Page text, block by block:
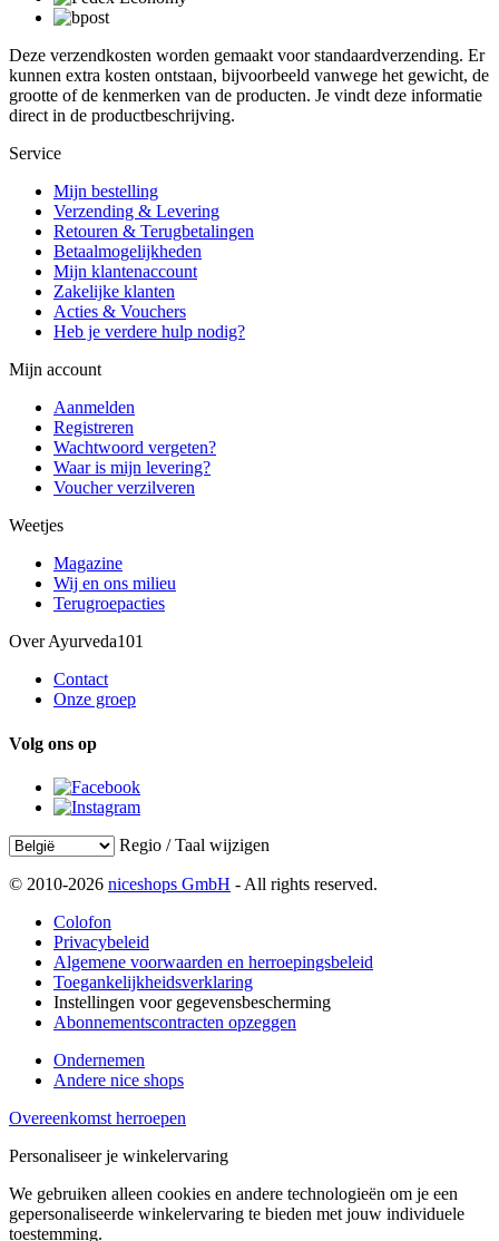
Deze verzendkosten worden gemaakt voor standaardverzending. Er
kunnen extra kosten ontstaan, bijvoorbeeld vanwege het gewicht, de
grootte of de kenmerken van de producten. Je vindt deze informatie
direct in de productbeschrijving.
Service
Mijn bestelling
Verzending & Levering
Retouren & Terugbetalingen
Betaalmogelijkheden
Mijn klantenaccount
Zakelijke klanten
Acties & Vouchers
Heb je verdere hulp nodig?
Mijn account
Aanmelden
Registreren
Wachtwoord vergeten?
Waar is mijn levering?
Voucher verzilveren
Weetjes
Magazine
Wij en ons milieu
Terugroepacties
Over Ayurveda101
Contact
Onze groep
Volg ons op
Regio / Taal wijzigen
© 2010-2026 niceshops GmbH - All rights reserved.
Colofon
Privacybeleid
Algemene voorwaarden en herroepingsbeleid
Toegankelijkheidsverklaring
Instellingen voor gegevensbescherming
Abonnementscontracten opzeggen
Ondernemen
Andere nice shops
Overeenkomst herroepen
Personaliseer je winkelervaring
We gebruiken alleen cookies en andere technologieën om je een
gepersonaliseerde winkelervaring te bieden met jouw individuele
toestemming.